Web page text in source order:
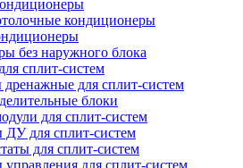
кондиционеры
без наружного блока
сплит-систем
для сплит-систем
блоки
для сплит-систем
ДУ для сплит-систем
для сплит-систем
управления для сплит-систем